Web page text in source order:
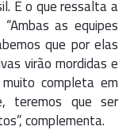
É o que ressalta a
as equipes
que por elas
virão mordidas e
completa em
teremos que ser
complementa.